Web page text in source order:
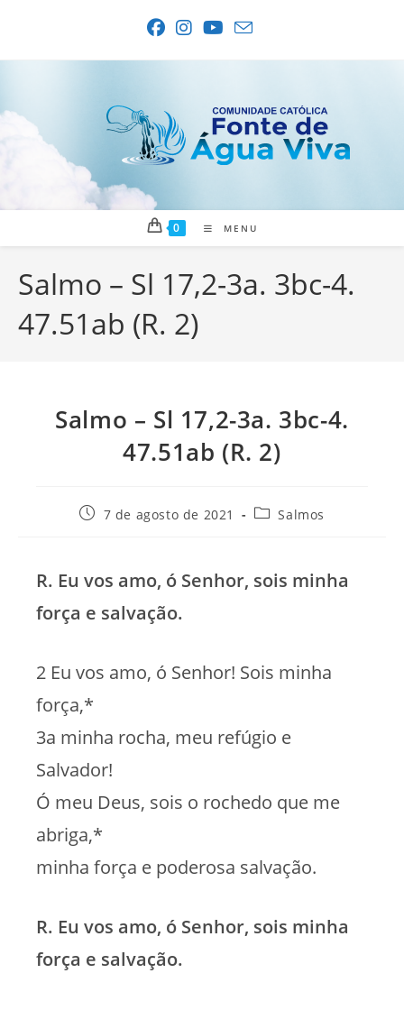
0 MENU
Salmo – Sl 17,2-3a. 3bc-4.
47.51ab (R. 2)
Salmo – Sl 17,2-3a. 3bc-4.
47.51ab (R. 2)
Post7 de agosto de 2021
Categoria
Salmos
R. Eu vos amo, ó Senhor, sois minha
força e salvação.
2 Eu vos amo, ó Senhor! Sois minha
força,*
3a minha rocha, meu refúgio e
Salvador!
Ó meu Deus, sois o rochedo que me
abriga,*
minha força e poderosa salvação.
R. Eu vos amo, ó Senhor, sois minha
força e salvação.